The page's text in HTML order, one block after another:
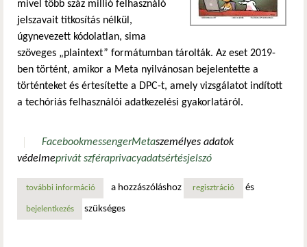
mivel több száz millió felhasználó
jelszavait titkosítás nélkül,
úgynevezett kódolatlan, sima
szöveges „plaintext” formátumban tárolták. Az eset 2019-
ben történt, amikor a Meta nyilvánosan bejelentette a
történteket és értesítette a DPC-t, amely vizsgálatot indított
a techóriás felhasználói adatkezelési gyakorlatáról.
FacebookmessengerMetaszemélyes adatok
védelmeprivát szféraprivacyadatsértésjelszó
további információírország 91 millió eurós bírságot szabott ki a metára a
a hozzászóláshoz regisztráció és
bejelentkezés szükséges